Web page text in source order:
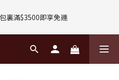
售完不補)
裏滿$3500即享免運
選3件 贈 $188購物金